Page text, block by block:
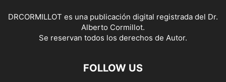
DRCORMILLOT es una publicación digital registrada del Dr.
Alberto Cormillot.
Se reservan todos los derechos de Autor.
FOLLOW US